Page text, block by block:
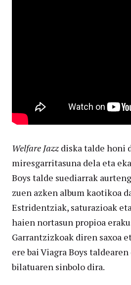
Welfare Jazz diska talde honi
miresgarritasuna dela eta
Boys talde suediarrak
zuen azken album kaotikoa
Estridentziak, saturazioak
haien nortasun propioa
Garrantzizkoak diren saxoa
ere bai Viagra Boys
bilatuaren sinbolo dira.